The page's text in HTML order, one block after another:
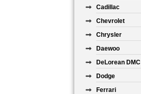
Cadillac
Chevrolet
Chrysler
Daewoo
DeLorean DMC
Dodge
Ferrari